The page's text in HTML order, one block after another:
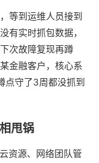
等到运维人员接到
有实时抓包数据，
次故障复现再蹲
金融客户，核心系
点守了3周都没抓到
甩锅
资源、网络团队管